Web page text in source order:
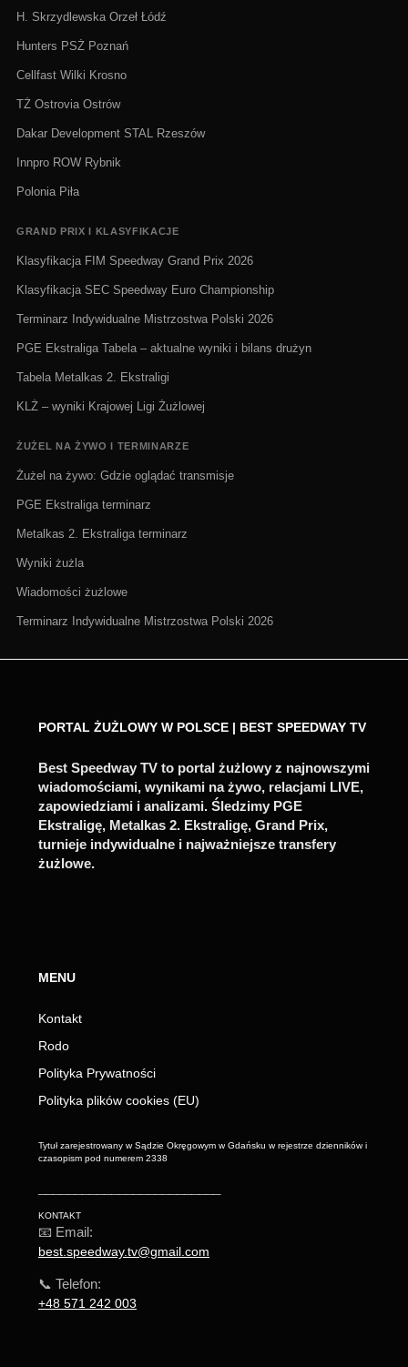
H. Skrzydlewska Orzeł Łódź
Hunters PSŻ Poznań
Cellfast Wilki Krosno
TŻ Ostrovia Ostrów
Dakar Development STAL Rzeszów
Innpro ROW Rybnik
Polonia Piła
GRAND PRIX I KLASYFIKACJE
Klasyfikacja FIM Speedway Grand Prix 2026
Klasyfikacja SEC Speedway Euro Championship
Terminarz Indywidualne Mistrzostwa Polski 2026
PGE Ekstraliga Tabela – aktualne wyniki i bilans drużyn
Tabela Metalkas 2. Ekstraligi
KLŻ – wyniki Krajowej Ligi Żużlowej
ŻUŻEL NA ŻYWO I TERMINARZE
Żużel na żywo: Gdzie oglądać transmisje
PGE Ekstraliga terminarz
Metalkas 2. Ekstraliga terminarz
Wyniki żużla
Wiadomości żużlowe
Terminarz Indywidualne Mistrzostwa Polski 2026
PORTAL ŻUŻLOWY W POLSCE | BEST SPEEDWAY TV
Best Speedway TV to portal żużlowy z najnowszymi
wiadomościami, wynikami na żywo, relacjami LIVE,
zapowiedziami i analizami. Śledzimy PGE
Ekstraligę, Metalkas 2. Ekstraligę, Grand Prix,
turnieje indywidualne i najważniejsze transfery
żużlowe.
MENU
Kontakt
Rodo
Polityka Prywatności
Polityka plików cookies (EU)
Tytuł zarejestrowany w Sądzie Okręgowym w Gdańsku w rejestrze dzienników i
czasopism pod numerem 2338
KONTAKT
📧 Email:
best.speedway.tv@gmail.com
📞 Telefon:
+48 571 242 003